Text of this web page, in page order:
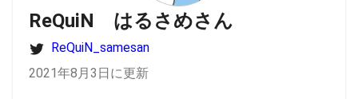
ReQuiN はるさめさん
ReQuiN_samesan
2021年8月3日に更新